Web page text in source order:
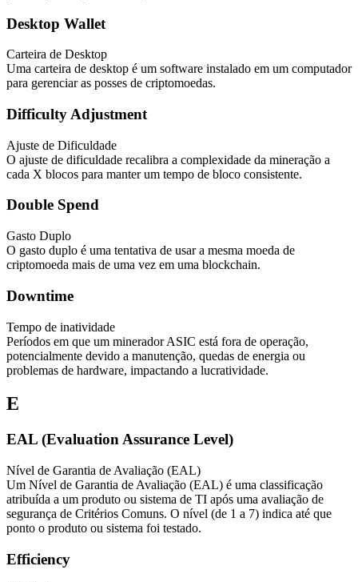
Desktop Wallet
Carteira de Desktop
Uma carteira de desktop é um software instalado em um computador
para gerenciar as posses de criptomoedas.
Difficulty Adjustment
Ajuste de Dificuldade
O ajuste de dificuldade recalibra a complexidade da mineração a
cada X blocos para manter um tempo de bloco consistente.
Double Spend
Gasto Duplo
O gasto duplo é uma tentativa de usar a mesma moeda de
criptomoeda mais de uma vez em uma blockchain.
Downtime
Tempo de inatividade
Períodos em que um minerador ASIC está fora de operação,
potencialmente devido a manutenção, quedas de energia ou
problemas de hardware, impactando a lucratividade.
E
EAL (Evaluation Assurance Level)
Nível de Garantia de Avaliação (EAL)
Um Nível de Garantia de Avaliação (EAL) é uma classificação
atribuída a um produto ou sistema de TI após uma avaliação de
segurança de Critérios Comuns. O nível (de 1 a 7) indica até que
ponto o produto ou sistema foi testado.
Efficiency